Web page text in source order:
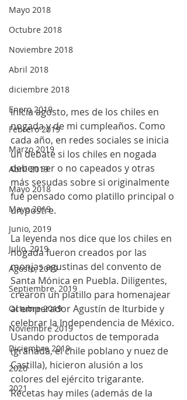
Mayo 2018
Octubre 2018
Noviembre 2018
Abril 2018
diciembre 2018
Enero 2019
Febrero 2019
Marzo 2019
Abril 2019
Mayo 2018
Mayo 2019
Junio, 2019
Julio, 2019
Agosto, 2019
Septiembre, 2019
Octubre 2019
Noviembre 2019
Diciembre 2019
2020
2021
Inicia agosto, mes de los chiles en
nogada y de mi cumpleaños. Como
cada año, en redes sociales se inicia
un debate si los chiles en nogada
deben ser o no capeados y otras
más sesudas sobre si originalmente
fue pensado como platillo principal o
un postre.
La leyenda nos dice que los chiles en
nogada fueron creados por las
monjas agustinas del convento de
Santa Mónica en Puebla. Diligentes,
crearon un platillo para homenajear
al emperador Agustín de Iturbide y
celebrar la Independencia de México.
Usando productos de temporada
(granada, el chile poblano y nuez de
Castilla), hicieron alusión a los
colores del ejército trigarante.
Recetas hay miles (además de la